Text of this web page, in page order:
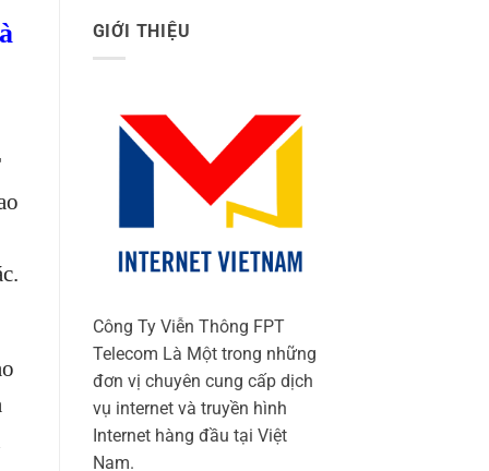
GIỚI THIỆU
Công Ty Viễn Thông FPT
Telecom Là Một trong những
đơn vị chuyên cung cấp dịch
vụ internet và truyền hình
Internet hàng đầu tại Việt
Nam.